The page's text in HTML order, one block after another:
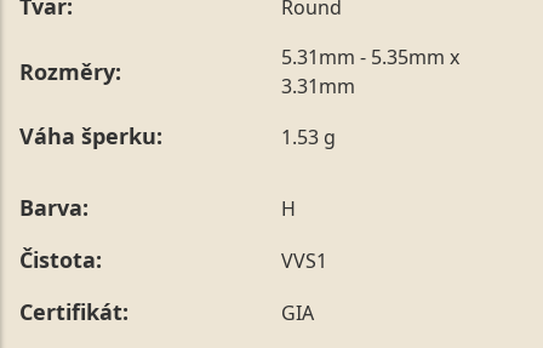
ale také až po následném obdarování.
Vámi preferovanou velikost můžete uvést přímo do
sdělit během jejího telefonického ověření, které z naší
Pro sdělení skladové velikosti tohoto konkrétního
Tvar: Round
Rozměry:
5.31mm - 5.35mm x
3.31mm
Váha šperku: 1.53 g
Barva: H
Čistota: VVS1
Certifikát: GIA